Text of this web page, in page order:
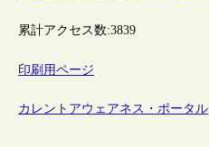
累計アクセス数:3839
印刷用ページ
カレントアウェアネス・ポータル